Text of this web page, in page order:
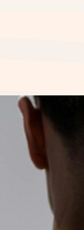
Федорович
остеопат,
травматолог-